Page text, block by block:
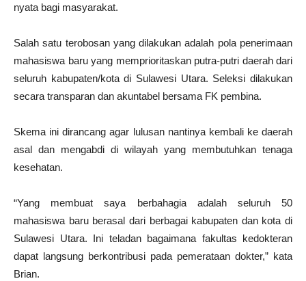
nyata bagi masyarakat.
Salah satu terobosan yang dilakukan adalah pola penerimaan
mahasiswa baru yang memprioritaskan putra-putri daerah dari
seluruh kabupaten/kota di Sulawesi Utara. Seleksi dilakukan
secara transparan dan akuntabel bersama FK pembina.
Skema ini dirancang agar lulusan nantinya kembali ke daerah
asal dan mengabdi di wilayah yang membutuhkan tenaga
kesehatan.
“Yang membuat saya berbahagia adalah seluruh 50
mahasiswa baru berasal dari berbagai kabupaten dan kota di
Sulawesi Utara. Ini teladan bagaimana fakultas kedokteran
dapat langsung berkontribusi pada pemerataan dokter,” kata
Brian.